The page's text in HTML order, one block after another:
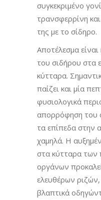
συγκεκριμένο
τρανσφερρίνη
της με το σίδηρο.
Αποτέλεσμα
του σιδήρου στα
κύτταρα.
παίζει και μία
φυσιολογικά
απορρόφηση του
τα επίπεδα στην
χαμηλά. Η
στα κύτταρα των
οργάνων
ελευθέρων
βλαπτικά